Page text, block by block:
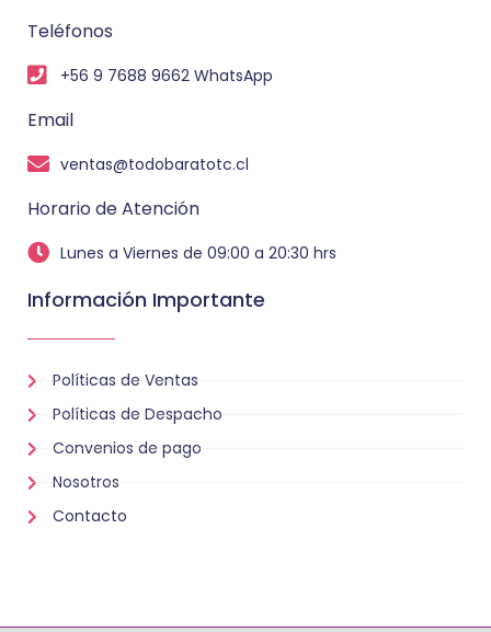
Teléfonos
+56 9 7688 9662 WhatsApp
Email
ventas@todobaratotc.cl
Horario de Atención
Lunes a Viernes de 09:00 a 20:30 hrs
Información Importante
Políticas de Ventas
Políticas de Despacho
Convenios de pago
Nosotros
Contacto